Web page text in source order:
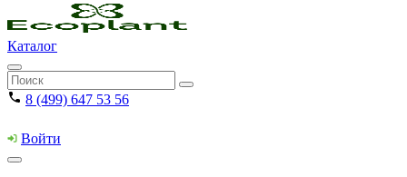
Каталог
8 (499) 647 53 56
Войти